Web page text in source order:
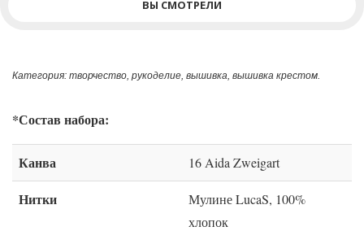
ВЫ СМОТРЕЛИ
Категория: творчество, рукоделие, вышивка, вышивка крестом.
*Состав набора:
Канва 16 Aida Zweigart
Нитки
Мулине LucaS, 100%
хлопок